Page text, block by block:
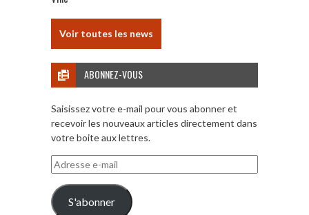
Voir toutes les news
ABONNEZ-VOUS
Saisissez votre e-mail pour vous abonner et
recevoir les nouveaux articles directement dans
votre boite aux lettres.
Adresse
e-
mail
S'abonner